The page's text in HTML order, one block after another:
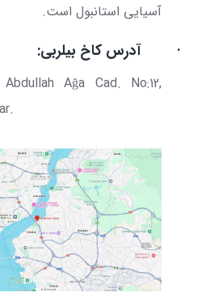
آسیایی استانبول است.
· آدرس کاخ بیلربی:
Ağa Cad. No:12,